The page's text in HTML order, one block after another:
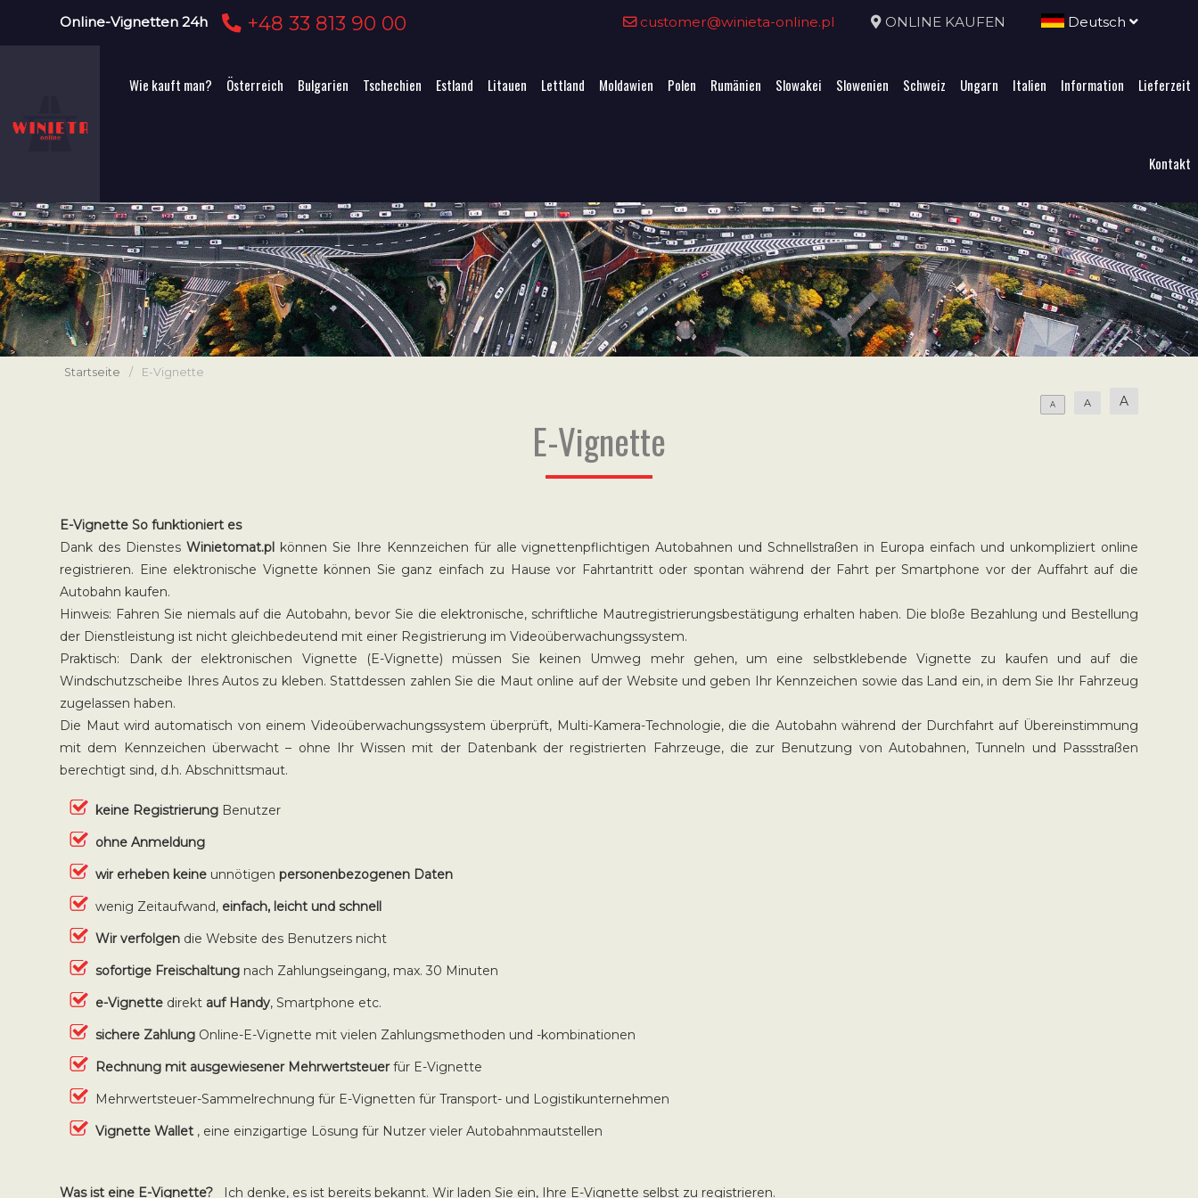
Online-Vignetten 24h +48 33 813 90 00 customer@winieta-online.pl ONLINE KAUFEN Deutsch
Wie kauft man? Österreich Bulgarien Tschechien Estland Litauen Lettland Moldawien Polen Rumänien Slowakei Slowenien Schweiz Ungarn Italien Information Lieferzeit
Kontakt
Startseite / E-Vignette
A A A
E-Vignette
E-Vignette So funktioniert es
Dank des Dienstes Winietomat.plkönnen Sie Ihre Kennzeichen für alle vignettenpflichtigen Autobahnen und Schnellstraßen in Europa einfach und unkompliziert online
registrieren. Eine elektronische Vignette können Sie ganz einfach zu Hause vor Fahrtantritt oder spontan während der Fahrt per Smartphone vor der Auffahrt auf die
Autobahn kaufen.
Hinweis: Fahren Sie niemals auf die Autobahn, bevor Sie die elektronische, schriftliche Mautregistrierungsbestätigung erhalten haben. Die bloße Bezahlung und Bestellung
der Dienstleistung ist nicht gleichbedeutend mit einer Registrierung im Videoüberwachungssystem.
Praktisch: Dank der elektronischen Vignette (E-Vignette) müssen Sie keinen Umweg mehr gehen, um eine selbstklebende Vignette zu kaufen und auf die
Windschutzscheibe Ihres Autos zu kleben. Stattdessen zahlen Sie die Maut online auf der Website und geben Ihr Kennzeichen sowie das Land ein, in dem Sie Ihr Fahrzeug
zugelassen haben.
Die Maut wird automatisch von einem Videoüberwachungssystem überprüft, Multi-Kamera-Technologie, die die Autobahn während der Durchfahrt auf Übereinstimmung
mit dem Kennzeichen überwacht – ohne Ihr Wissen mit der Datenbank der registrierten Fahrzeuge, die zur Benutzung von Autobahnen, Tunneln und Passstraßen
berechtigt sind, d.h. Abschnittsmaut.
keine Registrierung Benutzer
ohne Anmeldung
wir erheben keine unnötigenpersonenbezogenen Daten
wenig Zeitaufwand, einfach, leicht und schnell
Wir verfolgen die Website des Benutzers nicht
sofortige Freischaltung nach Zahlungseingang, max. 30 Minuten
e-Vignette direkt auf Handy, Smartphone etc.
sichere Zahlung Online-E-Vignette mit vielen Zahlungsmethoden und -kombinationen
Rechnung mit ausgewiesener Mehrwertsteuerfür E-Vignette
Mehrwertsteuer-Sammelrechnung für E-Vignetten für Transport- und Logistikunternehmen
Vignette Wallet , eine einzigartige Lösung für Nutzer vieler Autobahnmautstellen
Was ist eine E-Vignette? Ich denke, es ist bereits bekannt. Wir laden Sie ein, Ihre E-Vignette selbst zu registrieren.